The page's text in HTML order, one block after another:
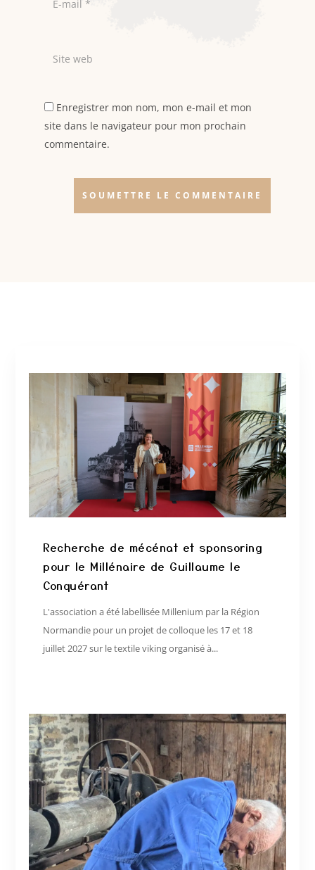
Enregistrer mon nom, mon e-mail et mon
site dans le navigateur pour mon prochain
commentaire.
SOUMETTRE LE COMMENTAIRE
Recherche de mécénat et sponsoring
pour le Millénaire de Guillaume le
Conquérant
L'association a été labellisée Millenium par la Région
Normandie pour un projet de colloque les 17 et 18
juillet 2027 sur le textile viking organisé à...